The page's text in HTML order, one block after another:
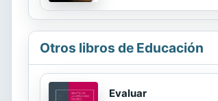
Otros libros de Educación
Evaluar